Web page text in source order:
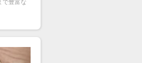
で豊富な